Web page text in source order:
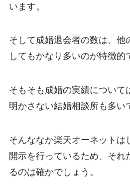
います。
そして成婚退会者の数は、他
してもかなり多いのが特徴的
そもそも成婚の実績について
明かさない結婚相談所も多い
そんななか楽天オーネットは
開示を行っているため、それ
るのは確かでしょう。